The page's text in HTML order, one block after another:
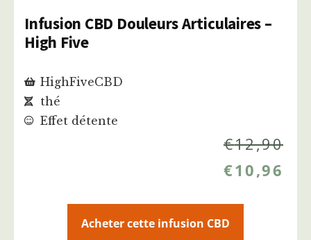
Infusion CBD Douleurs Articulaires –
High Five
HighFiveCBD
thé
Effet détente
€12,90
€10,96
Acheter cette infusion CBD